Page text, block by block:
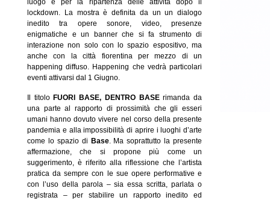
luogo e per la ripartenza delle attività dopo il
lockdown. La mostra è definita da un un dialogo
inedito tra opere sonore, video, presenze
enigmatiche e un banner che si fa strumento di
interazione non solo con lo spazio espositivo, ma
anche con la città fiorentina per mezzo di un
happening diffuso. Happening che vedrà particolari
eventi attivarsi dal 1 Giugno.
Il titolo FUORI BASE, DENTRO BASErimanda da
una parte al rapporto di prossimità che gli esseri
umani hanno dovuto vivere nel corso della presente
pandemia e alla impossibilità di aprire i luoghi d’arte
come lo spazio di Base. Ma soprattutto la presente
affermazione, che si propone più come un
suggerimento, è riferito alla riflessione che l’artista
pratica da sempre con le sue opere performative e
con l’uso della parola – sia essa scritta, parlata o
registrata – per stabilire un rapporto inedito ed